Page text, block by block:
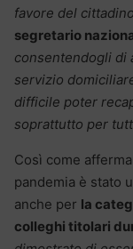
favore del
segretario
consentendogli di
servizio
difficile poter
soprattutto per
Così come
pandemia è stato
anche per la
colleghi titolari